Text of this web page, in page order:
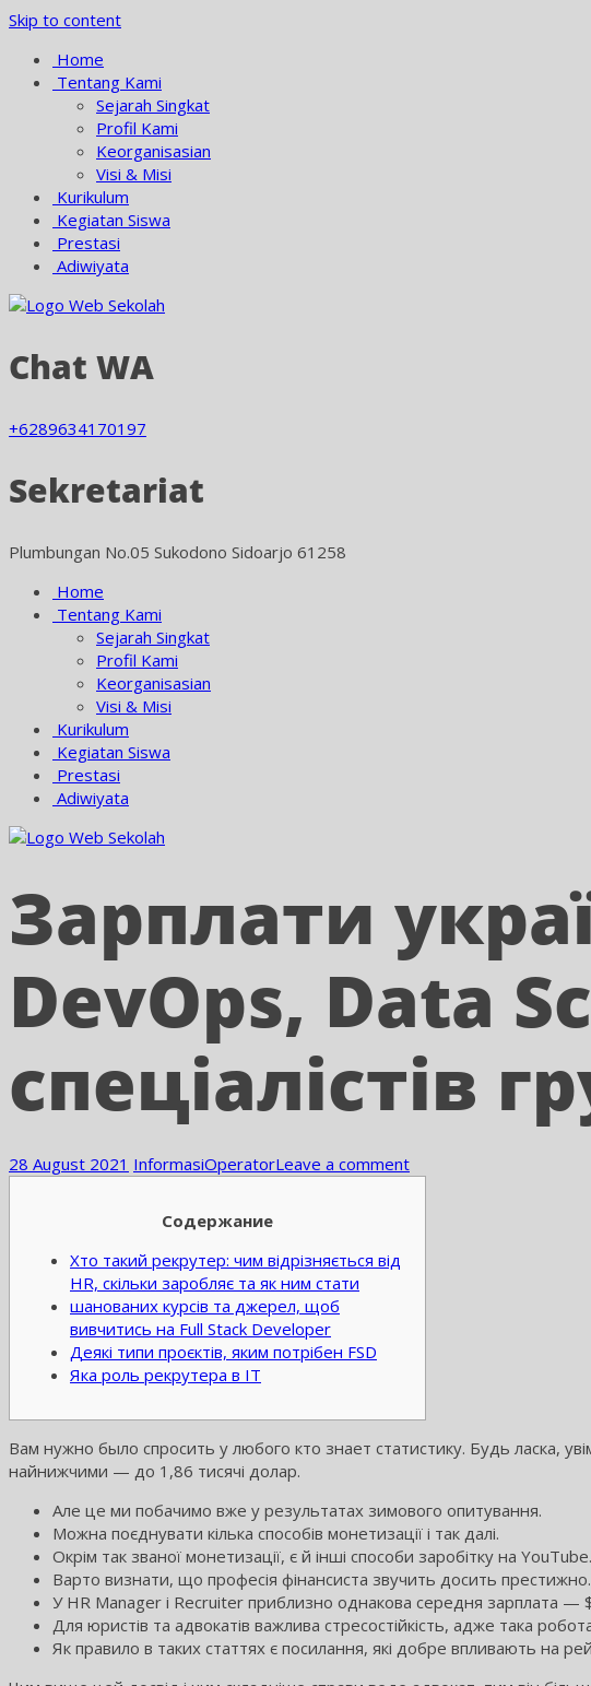
Skip to content
Home
Tentang Kami
Sejarah Singkat
Profil Kami
Keorganisasian
Visi & Misi
Kurikulum
Kegiatan Siswa
Prestasi
Adiwiyata
Chat WA
+6289634170197
Sekretariat
Plumbungan No.05 Sukodono Sidoarjo 61258
Home
Tentang Kami
Sejarah Singkat
Profil Kami
Keorganisasian
Visi & Misi
Kurikulum
Kegiatan Siswa
Prestasi
Adiwiyata
Зарплати
DevOps, Data
спеціалістів
28 August 2021 InformasiOperatorLeave a comment
Содержание
Хто такий рекрутер: чим відрізняється від
HR, скільки заробляє та як ним стати
шанованих курсів та джерел, щоб
вивчитись на Full Stack Developer
Деякі типи проєктів, яким потрібен FSD
Яка роль рекрутера в IT
Вам нужно было спросить у любого кто знает статистику. Будь ласка,
найнижчими — до 1,86 тисячі долар.
Але це ми побачимо вже у результатах зимового опитування.
Можна поєднувати кілька способів монетизації і так далі.
Окрім так званої монетизації, є й інші способи заробітку на YouTube.
Варто визнати, що професія фінансиста звучить досить престижно.
У HR Manager і Recruiter приблизно однакова середня зарплата —
Для юристів та адвокатів важлива стресостійкість, адже така
Як правило в таких статтях є посилання, які добре впливають на